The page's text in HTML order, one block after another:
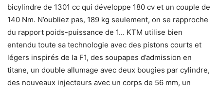
bicylindre de 1301 cc qui développe 180 cv et un couple de
140 Nm. N’oubliez pas, 189 kg seulement, on se rapproche
du rapport poids-puissance de 1… KTM utilise bien
entendu toute sa technologie avec des pistons courts et
légers inspirés de la F1, des soupapes d’admission en
titane, un double allumage avec deux bougies par cylindre,
des nouveaux injecteurs avec un corps de 56 mm, un